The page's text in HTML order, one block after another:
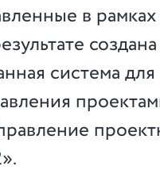
в
система